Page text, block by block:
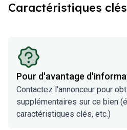
Caractéristiques clés
Pour d'avantage
Contactez l'annonceur pour
supplémentaires sur ce bien
caractéristiques clés, etc.)